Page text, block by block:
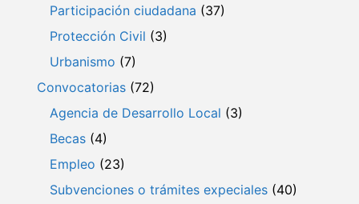
Participación ciudadana (37)
Protección Civil (3)
Urbanismo (7)
Convocatorias (72)
Agencia de Desarrollo Local (3)
Becas (4)
Empleo (23)
Subvenciones o trámites expeciales (40)